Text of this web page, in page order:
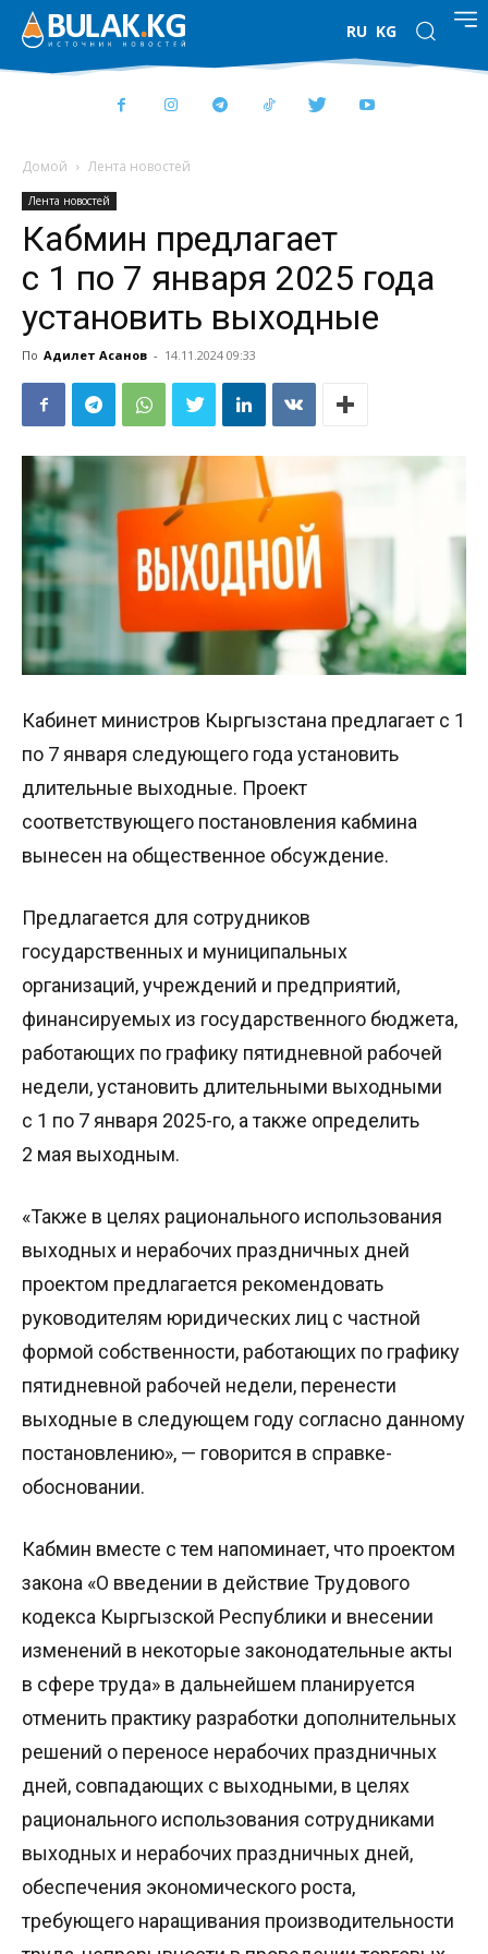
RU KG
Домой Лента новостей
Лента новостей
Кабмин предлагает
с 1 по 7 января 2025 года
установить выходные
По Адилет Асанов - 14.11.2024 09:33
Кабинет министров Кыргызстана предлагает с 1
по 7 января следующего года установить
длительные выходные. Проект
соответствующего постановления кабмина
вынесен на общественное обсуждение.
Предлагается для сотрудников
государственных и муниципальных
организаций, учреждений и предприятий,
финансируемых из государственного бюджета,
работающих по графику пятидневной рабочей
недели, установить длительными выходными
с 1 по 7 января 2025-го, а также определить
2 мая выходным.
«Также в целях рационального использования
выходных и нерабочих праздничных дней
проектом предлагается рекомендовать
руководителям юридических лиц с частной
формой собственности, работающих по графику
пятидневной рабочей недели, перенести
выходные в следующем году согласно данному
постановлению», — говорится в справке-
обосновании.
Кабмин вместе с тем напоминает, что проектом
закона «О введении в действие Трудового
кодекса Кыргызской Республики и внесении
изменений в некоторые законодательные акты
в сфере труда» в дальнейшем планируется
отменить практику разработки дополнительных
решений о переносе нерабочих праздничных
дней, совпадающих с выходными, в целях
рационального использования сотрудниками
выходных и нерабочих праздничных дней,
обеспечения экономического роста,
требующего наращивания производительности